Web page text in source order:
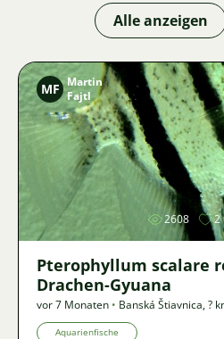
Alle anzeigen
Bild
MF Martin
Fajtl
2608 2
Pterophyllum scalare
Drachen-Gyuana
vor 7 Monaten • Banská Štiavnica,?
Aquarienfische